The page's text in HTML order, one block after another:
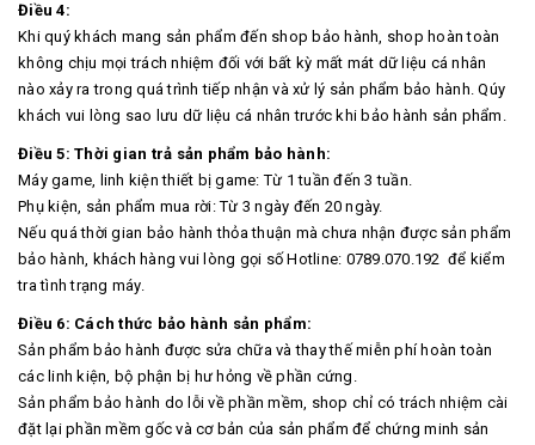
Điều 4:
Khi quý khách mang sản phẩm đến shop bảo hành, shop hoàn toàn
không chịu mọi trách nhiệm đối với bất kỳ mất mát dữ liệu cá nhân
nào xảy ra trong quá trình tiếp nhận và xử lý sản phẩm bảo hành. Qúy
khách vui lòng sao lưu dữ liệu cá nhân trước khi bảo hành sản phẩm.
Điều 5: Thời gian trả sản phẩm bảo hành:
Máy game, linh kiện thiết bị game: Từ 1 tuần đến 3 tuần.
Phụ kiện, sản phẩm mua rời: Từ 3 ngày đến 20 ngày.
Nếu quá thời gian bảo hành thỏa thuận mà chưa nhận được sản phẩm
bảo hành, khách hàng vui lòng gọi số Hotline: 0789.070.192 để kiểm
tra tình trạng máy.
Điều 6: Cách thức bảo hành sản phẩm:
Sản phẩm bảo hành được sửa chữa và thay thế miễn phí hoàn toàn
các linh kiện, bộ phận bị hư hỏng về phần cứng.
Sản phẩm bảo hành do lỗi về phần mềm, shop chỉ có trách nhiệm cài
đặt lại phần mềm gốc và cơ bản của sản phẩm để chứng minh sản